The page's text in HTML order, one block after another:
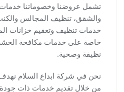
تشمل عروضنا وخصوماتنا
والشقق، تنظيف المجالس
خدمات تنظيف وتعقيم خزانات
خاصة على خدمات مكافحة
نظيفة وصحية.
نحن في شركة ابداع السلام
من خلال تقديم خدمات ذات جودة